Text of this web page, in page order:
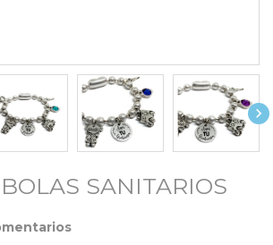

SANITARIOS